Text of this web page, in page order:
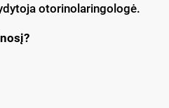
otorinolaringologė.